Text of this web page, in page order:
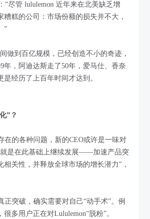
“尽管 lululemon 近年来在北美缺乏增
糟糕的公司：市场份额的损失并不大，
”
做到百亿规模，已经创造不小的奇迹，
年，阿迪达斯走了50年，爱马仕、香奈
是经历了上百年时间才达到。
”？
在的各种问题，新的CEO或许是一味对
就是在此基础上继续发展——加速产品突
相关性，并释放全球市场的增长潜力”，
正突破，确实需要对自己“动手术”。例
多用户正在对Lululemon“脱粉”。